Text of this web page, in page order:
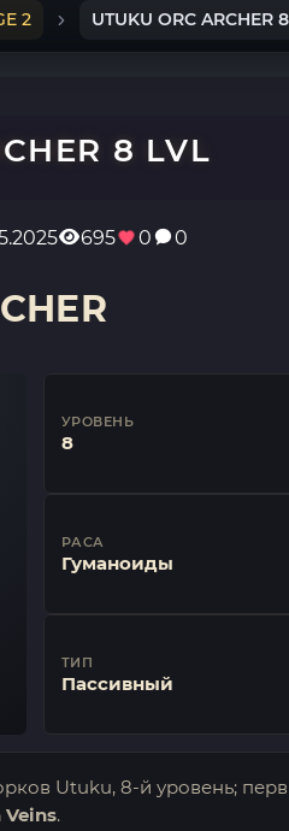
2 UTUKU ORC ARCHER
8 LVL
695 0 0
УРОВЕНЬ
8
РАСА
Гуманоиды
ТИП
Пассивный
Utuku, 8-й уровень;
Veins.